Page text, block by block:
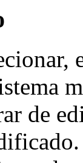
de